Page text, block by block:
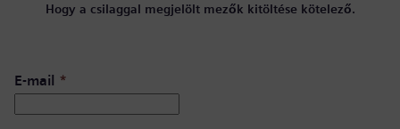
Hogy a csilaggal megjelölt mezők kitöltése kötelező.
E-mail *